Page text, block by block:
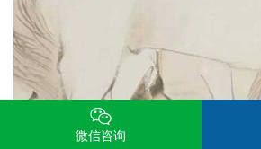
微信咨询